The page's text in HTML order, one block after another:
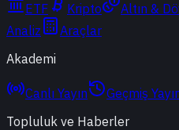
ETF
Kripto Altın &
Analiz
Araçlar
Akademi
Canlı Yayın Geçmiş
Topluluk ve Haberler